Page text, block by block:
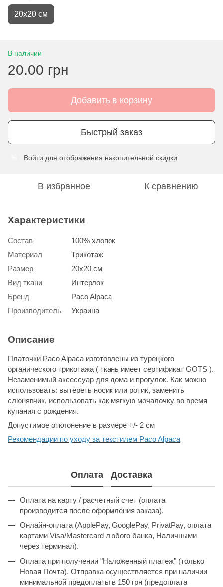
20х20 см
В наличии
20.00 грн
Добавить в корзину
Быстрый заказ
Войти для отображения накопительной скидки
В избранное К сравнению
Характеристики
Состав
100% хлопок
Материал
Трикотаж
Размер
20х20 см
Вид ткани
Интерлок
Бренд
Paco Alpaca
Производитель
Украина
Описание
Платочки Paco Alpaca изготовлены из турецкого
органического трикотажа ( ткань имеет сертификат GOTS ).
Незаменимый аксессуар для дома и прогулок. Как можно
использовать: вытереть носик или ротик, заменить
слюнявчик, использовать как мягкую мочалочку во время
купания с рождения.
Допустимое отклонение в размере +/- 2 см
Рекомендации по уходу за текстилем Paco Alpaca
Оплата Доставка
Оплата на карту / расчетный счет (оплата
производится после оформления заказа).
Онлайн-оплата (ApplePay, GooglePay, PrivatPay, оплата
картами Visa/Mastercard любого банка, Наличными
через терминал).
Оплата при получении "Наложенный платеж" (только
Новая Почта). Отправка осуществляется при наличии
минимальной предоплаты в 150 грн (предоплата